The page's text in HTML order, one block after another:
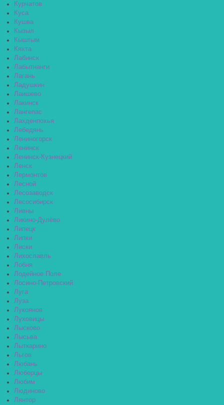
Курчатов
Куса
Кушва
Кызыл
Кыштым
Кяхта
Лабинск
Лабытнанги
Лагань
Ладушкин
Лаишево
Лакинск
Лангепас
Лахденпохья
Лебедянь
Лениногорск
Ленинск
Ленинск-Кузнецкий
Ленск
Лермонтов
Лесной
Лесозаводск
Лесосибирск
Ливны
Ликино-Дулёво
Липецк
Липки
Лиски
Лихославль
Лобня
Лодейное Поле
Лосино-Петровский
Луга
Луза
Лукоянов
Луховицы
Лысково
Лысьва
Лыткарино
Льгов
Любань
Люберцы
Любим
Людиново
Лянтор